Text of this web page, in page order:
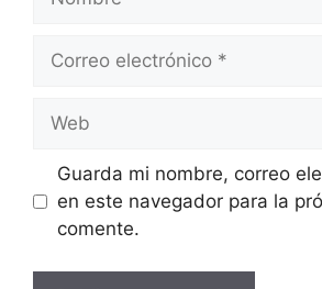
Correo
Web
Guarda mi nombre, correo
en este navegador para la
comente.